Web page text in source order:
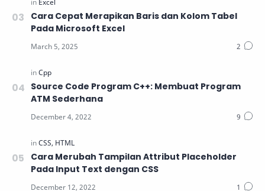
Cara Cepat Merapikan Baris dan Kolom Tabel
Pada Microsoft Excel
Source Code Program C++: Membuat Program
ATM Sederhana
Cara Merubah Tampilan Attribut Placeholder
Pada Input Text dengan CSS